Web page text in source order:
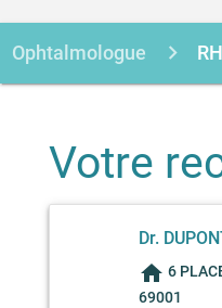
Ophtalmologue
Votre
Dr.
home 6
69001